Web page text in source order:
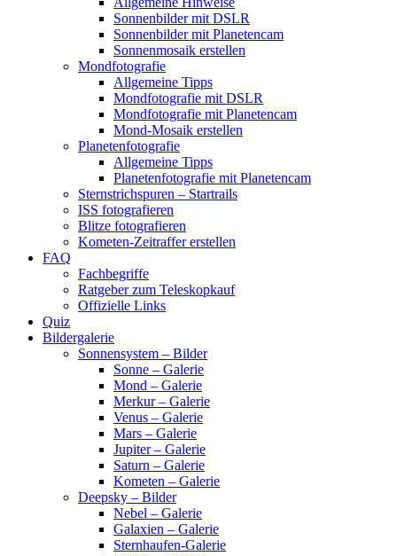
Sonnenbilder mit DSLR
Sonnenbilder mit Planetencam
Sonnenmosaik erstellen
Mondfotografie
Allgemeine Tipps
Mondfotografie mit DSLR
Mondfotografie mit Planetencam
Mond-Mosaik erstellen
Planetenfotografie
Allgemeine Tipps
Planetenfotografie mit Planetencam
Sternstrichspuren – Startrails
ISS fotografieren
Blitze fotografieren
Kometen-Zeitraffer erstellen
FAQ
Fachbegriffe
Ratgeber zum Teleskopkauf
Offizielle Links
Quiz
Bildergalerie
Sonnensystem – Bilder
Sonne – Galerie
Mond – Galerie
Merkur – Galerie
Venus – Galerie
Mars – Galerie
Jupiter – Galerie
Saturn – Galerie
Kometen – Galerie
Deepsky – Bilder
Nebel – Galerie
Galaxien – Galerie
Sternhaufen-Galerie